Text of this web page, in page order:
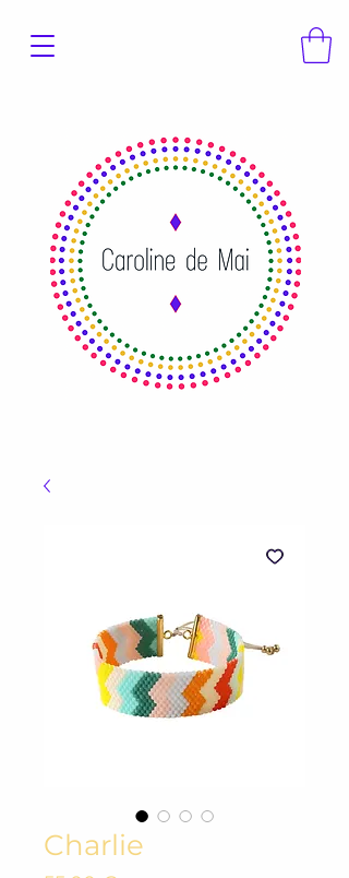
Charlie